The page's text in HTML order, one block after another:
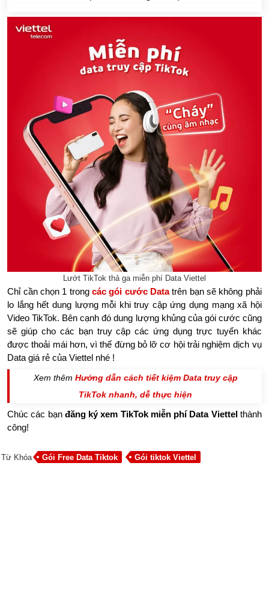
Lướt TikTok thả ga miễn phí Data Viettel
Chỉ cần chọn 1 trong các gói cước Datatrên bạn sẽ không phải
lo lắng hết dung lượng mỗi khi truy cập ứng dụng mạng xã hội
Video TikTok. Bên cạnh đó dung lượng khủng của gói cước cũng
sẽ giúp cho các bạn truy cập các ứng dụng trực tuyến khác
được thoải mái hơn, vì thế đừng bỏ lỡ cơ hội trải nghiệm dịch vụ
Data giá rẻ của Viettel nhé !
Xem thêm Hướng dẫn cách tiết kiệm Data truy cập
TikTok nhanh, dễ thực hiện
Chúc các bạn đăng ký xem TikTok miễn phí Data Viettelthành
công!
Từ Khóa Gói Free Data Tiktok Gói tiktok Viettel